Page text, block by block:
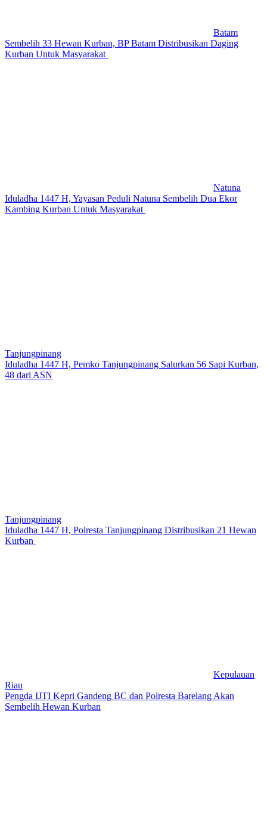
Batam
Sembelih 33 Hewan Kurban, BP Batam Distribusikan Daging
Kurban Untuk Masyarakat
Natuna
Iduladha 1447 H, Yayasan Peduli Natuna Sembelih Dua Ekor
Kambing Kurban Untuk Masyarakat
Tanjungpinang
Iduladha 1447 H, Pemko Tanjungpinang Salurkan 56 Sapi Kurban,
48 dari ASN
Tanjungpinang
Iduladha 1447 H, Polresta Tanjungpinang Distribusikan 21 Hewan
Kurban
Kepulauan
Riau
Pengda IJTI Kepri Gandeng BC dan Polresta Barelang Akan
Sembelih Hewan Kurban